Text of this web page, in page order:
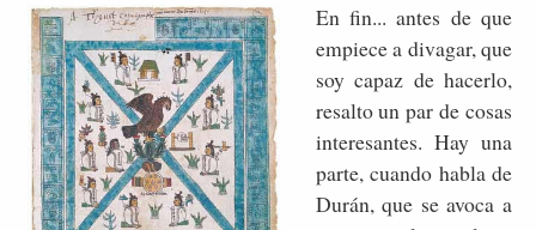
En fin... antes de que
empiece a divagar, que
soy capaz de hacerlo,
resalto un par de cosas
interesantes. Hay una
parte, cuando habla de
Durán, que se avoca a